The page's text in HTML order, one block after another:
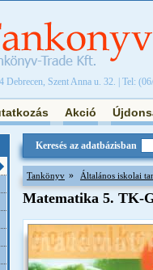
Debrecen, Szent Anna u. 32. | Tel:
Akció
Keresés az adatbázisban
Tankönyv » Általános iskolai
Matematika 5. TK-